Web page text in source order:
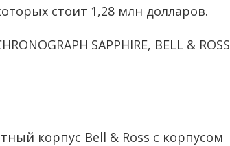
стоит 1,28 млн долларов.
SAPPHIRE, BELL & ROSS
корпус Bell & Ross с корпусом